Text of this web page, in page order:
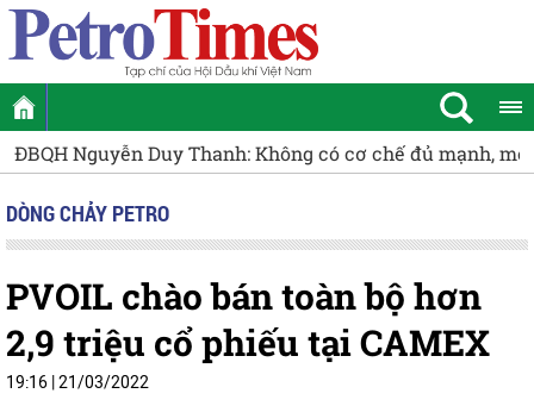
Nguyễn Duy Thanh: Không có cơ chế đủ mạnh, mỏ
DÒNG CHẢY PETRO
PVOIL chào bán toàn bộ hơn
2,9 triệu cổ phiếu tại CAMEX
19:16 | 21/03/2022